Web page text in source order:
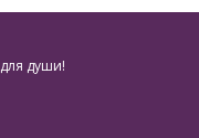
души!